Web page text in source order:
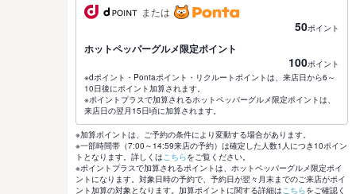
または
50ポイント
ホットペッパーグルメ限定ポイント
100ポイント
※dポイント・Pontaポイント・リクルートポイントは、来店日から6～
10日後にポイント加算されます。
※ポイントプラスで加算されるホットペッパーグルメ限定ポイントは、
来店日の翌月15日頃に加算されます。
※加算ポイントは、ご予約の条件により変動する場合があります。
※一部時間帯（7:00～14:59来店の予約）は確定した人数1人につき10ポイン
トとなります。詳しくはこちらをご覧ください。
※ポイントプラスで加算されるポイントは、ホットペッパーグルメ限定ポイ
ントになります。対象日時の予約で、予約日が翌々月末までのご来店がポイ
ント加算の対象となります。加算ポイントに関する詳細はこちらをご確認く